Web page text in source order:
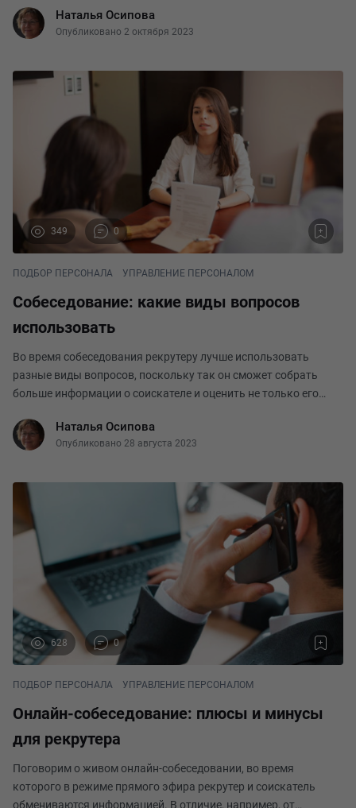
вы закрываете, переводя на неё дейст
Наталья Осипова
Опубликовано 2 октября 2023
349 0
ПОДБОР ПЕРСОНАЛА УПРАВЛЕНИЕ ПЕРСОНАЛОМ
Собеседование: какие виды вопросов
использовать
Во время собеседования рекрутеру лучше использовать
разные виды вопросов, поскольку так он сможет собрать
больше информации о соискателе и оценить не только его
виды вопросов стоит обратить внимание. Это
Наталья Осипова
Опубликовано 28 августа 2023
628 0
ПОДБОР ПЕРСОНАЛА УПРАВЛЕНИЕ ПЕРСОНАЛОМ
Онлайн-собеседование: плюсы и минусы
для рекрутера
Поговорим о живом онлайн-собеседовании, во время
которого в режиме прямого эфира рекрутер и соискатель
обмениваются информацией. В отличие, например, от